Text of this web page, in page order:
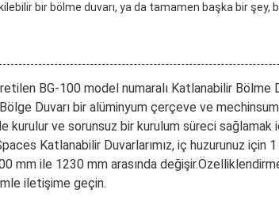
bir bölme duvarı, ya da tamamen başka bir şey,
BG-100 model numaralı Katlanabilir
Duvarı bir alüminyum çerçeve ve
kurulur ve sorunsuz bir kurulum süreci
Katlanabilir Duvarlarımız, iç huzurunuz için
mm ile 1230 mm arasında
iletişime geçin.